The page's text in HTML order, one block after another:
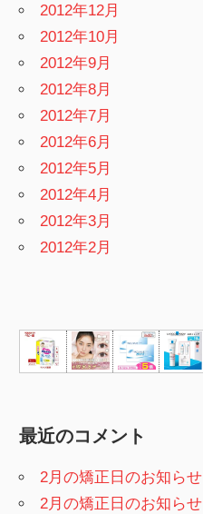
2012年12月
2012年10月
2012年9月
2012年8月
2012年7月
2012年6月
2012年5月
2012年4月
2012年3月
2012年2月
最近のコメント
2月の矯正日のお知らせ
2月の矯正日のお知らせ